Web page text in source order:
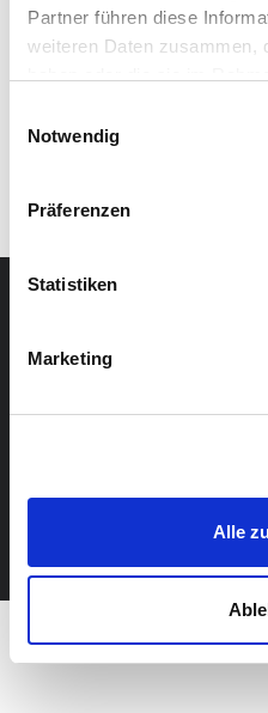
Partner führen diese
weiteren Daten zusammen,
Impressum
Notwendig
Präferenzen
Statistiken
Marketing
Alle
© 2026 Praktikumswoche